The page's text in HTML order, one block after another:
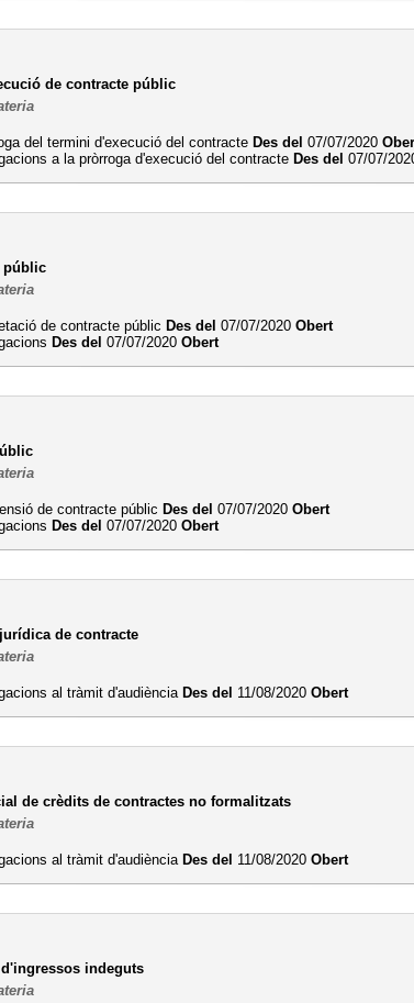
de contracte públic
del termini d'execució del contracte Des del 07/07/2020
a la pròrroga d'execució del contracte Des del 07/07/
públic
de contracte públic Des del 07/07/2020Obert
Des del 07/07/2020Obert
de contracte públic Des del 07/07/2020Obert
Des del 07/07/2020Obert
de contracte
al tràmit d'audiència Des del 11/08/2020Obert
de crèdits de contractes no formalitzats
al tràmit d'audiència Des del 11/08/2020Obert
indeguts